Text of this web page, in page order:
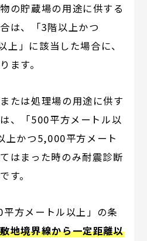
の貯蔵場の用途に供する
は、「3階以上かつ
」に該当した場合に、
ます。
たは処理場の用途に供す
、「500平方メートル以
上かつ5,000平方メート
はまった時のみ耐震診断
す。
平方メートル以上」の条
地境界線から一定距離以